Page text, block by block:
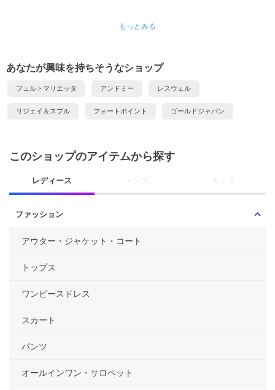
もっとみる
あなたが興味を持ちそうなショップ
フェルトマリエッタ アンドミー レスウェル
リジェイ＆スプル フォートポイント ゴールドジャパン
このショップのアイテムから探す
レディース メンズ キッズ
ファッション
アウター・ジャケット・コート
トップス
ワンピースドレス
スカート
パンツ
オールインワン・サロペット